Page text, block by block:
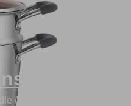
de
(Pot à vapeur en acier